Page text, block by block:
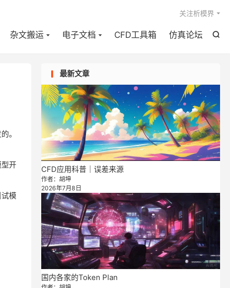

杂文搬运 电子文档 CFD工具箱 仿真论坛
关注析模界
。
开
模
最新文章
CFD应用科普｜误差来源
作者：胡坤
2026年7月8日
国内各家的Token Plan